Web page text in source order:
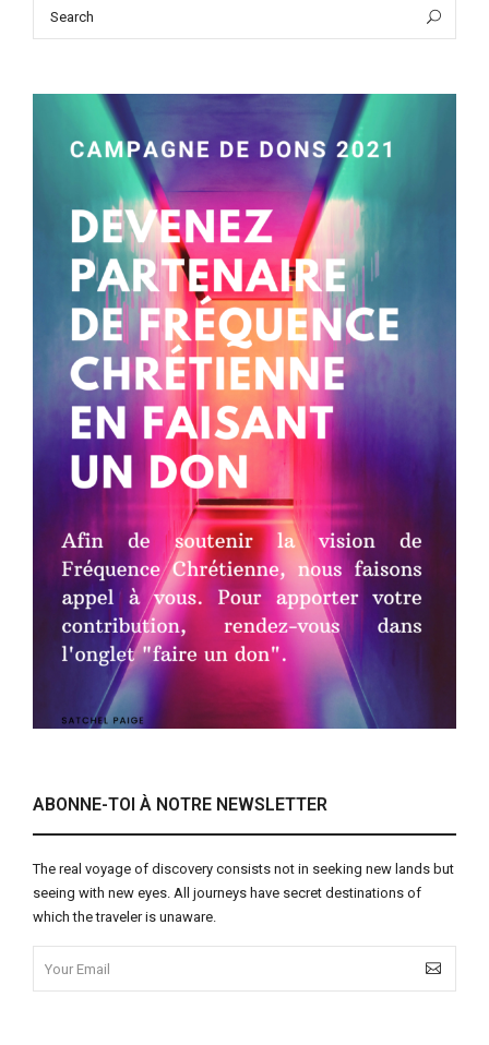
ABONNE-TOI À NOTRE NEWSLETTER
The real voyage of discovery consists not in seeking new lands but
seeing with new eyes. All journeys have secret destinations of
which the traveler is unaware.